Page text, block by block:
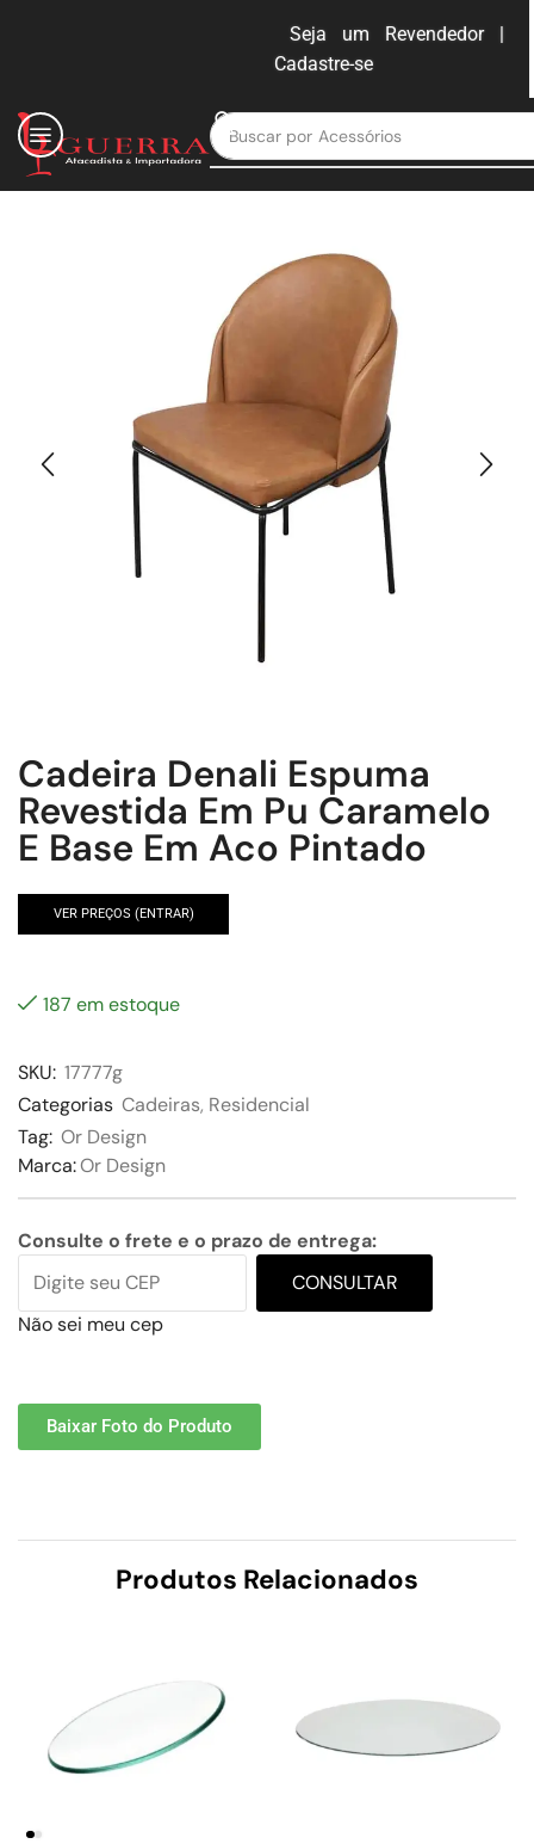
Seja um Revendedor |
Cadastre-se
Buscar por Moveis para escritório
Cadeira Denali Espuma
Revestida Em Pu Caramelo
E Base Em Aco Pintado
VER PREÇOS (ENTRAR)
187 em estoque
SKU: 17777g
Categorias Cadeiras, Residencial
Tag: Or Design
Marca:Or Design
Consulte o frete e o prazo de entrega:
CONSULTAR
Não sei meu cep
Baixar Foto do Produto
Produtos Relacionados